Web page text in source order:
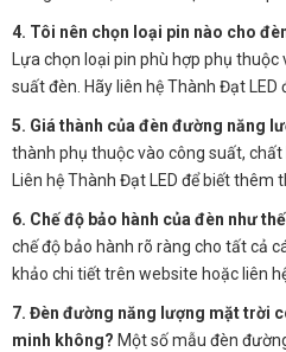
4. Tôi nên chọn loại pin nào cho
Lựa chọn loại pin phù hợp phụ
suất đèn. Hãy liên hệ Thành Đạt LED
5. Giá thành của đèn đường năng
thành phụ thuộc vào công suất, chất
Liên hệ Thành Đạt LED để biết thêm
6. Chế độ bảo hành của đèn như
chế độ bảo hành rõ ràng cho tất cả
khảo chi tiết trên website hoặc liên
7. Đèn đường năng lượng mặt trời
minh không? Một số mẫu đèn